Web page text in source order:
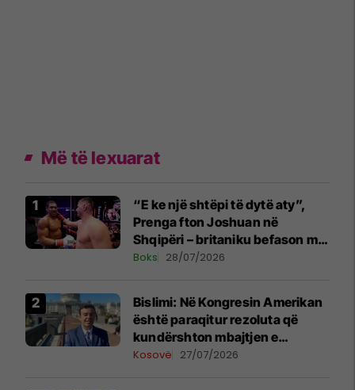
Më të lexuarat
“E ke një shtëpi të dytë aty”,
Prenga fton Joshuan në
Shqipëri – britaniku befason me
komentin
Boks 28/07/2026
Bislimi: Në Kongresin Amerikan
është paraqitur rezoluta që
kundërshton mbajtjen e
Asamblesë Parlamentare të
Kosovë 27/07/2026